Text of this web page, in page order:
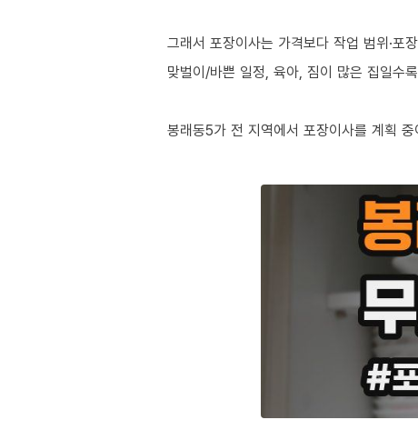
그래서 포장이사는 가격보다 작업 범위·포
맞벌이/바쁜 일정, 육아, 짐이 많은 집일수
봉래동5가 전 지역에서 포장이사를 계획